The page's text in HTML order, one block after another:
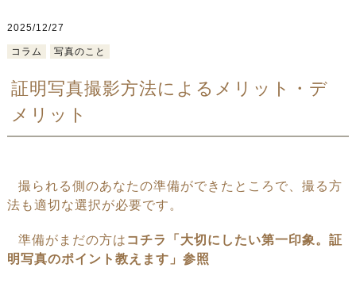
2025/12/27
コラム 写真のこと
証明写真撮影方法によるメリット・デ
メリット
撮られる側のあなたの準備ができたところで、 撮る方
法も適切な選択が必要です。
準備がまだの方は コチラ「大切にしたい第一印象。証
明写真のポイント教えます」参照